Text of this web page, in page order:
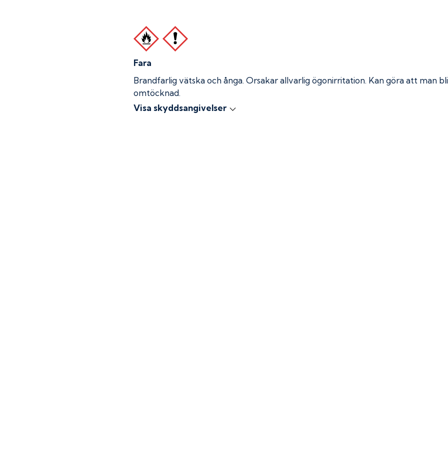
Fara
Brandfarlig vätska och ånga. Orsakar allvarlig ögonirritation. Kan göra att man
omtöcknad.
Visa skyddsangivelser